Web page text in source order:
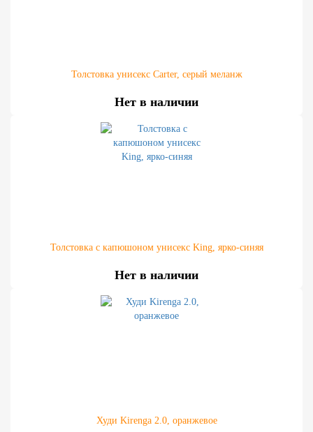
Толстовка унисекс Carter, серый меланж
Нет в наличии
Толстовка с капюшоном унисекс King, ярко-синяя
Нет в наличии
Худи Kirenga 2.0, оранжевое